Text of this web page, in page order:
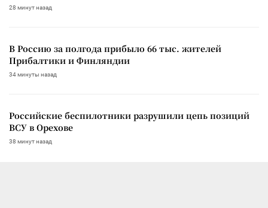
28 минут назад
В Россию за полгода прибыло 66 тыс. жителей
Прибалтики и Финляндии
34 минуты назад
Российские беспилотники разрушили цепь позиций
ВСУ в Орехове
38 минут назад